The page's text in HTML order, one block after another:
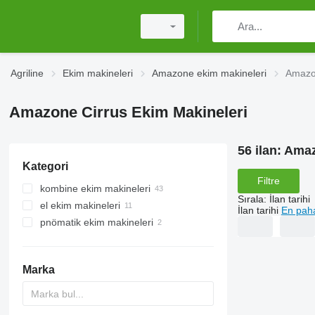
Agriline Ekim makineleri Amazone ekim makineleri
Amazone Cirrus Ekim Makineleri
Kategori
kombine ekim makineleri
el ekim makineleri
pnömatik ekim makineleri
Marka
56 ilan:
Filtre
Sırala: İlan tarihi
İlan tarihi En